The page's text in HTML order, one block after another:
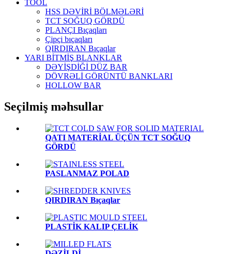
TOOL
HSS DƏVİRİ BÖLMƏLƏRİ
TCT SOĞUQ GÖRDÜ
PLANÇI Bıçaqları
Çipçi bıçaqları
QIRDIRAN Bıçaqlar
YARI BİTMİŞ BLANKLAR
DƏYİŞDİĞİ DÜZ BAR
DÖVRƏLİ GÖRÜNTÜ BANKLARI
HOLLOW BAR
Seçilmiş məhsullar
QATI MATERİAL ÜÇÜN TCT SOĞUQ
GÖRDÜ
PASLANMAZ POLAD
QIRDIRAN Bıçaqlar
PLASTİK KALIP ÇELİK